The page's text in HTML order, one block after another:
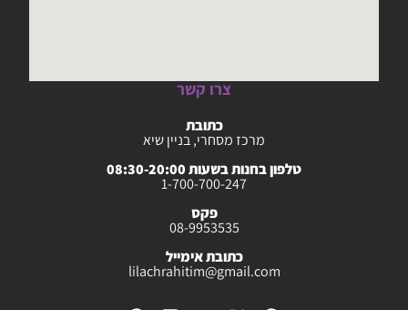
צרו קשר
כתובת
מרכז מסחרי, בניין שיא
טלפון בחנות בשעות 08:30-20:00
1-700-700-247
פקס
08-9953535
כתובת אימייל
lilachrahitim@gmail.com